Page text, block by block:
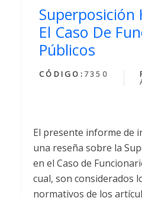
Superposición
El Caso De
Públicos
CÓDIGO: 7350
El presente informe de
una reseña sobre la
en el Caso de
cual, son considerados
normativos de los